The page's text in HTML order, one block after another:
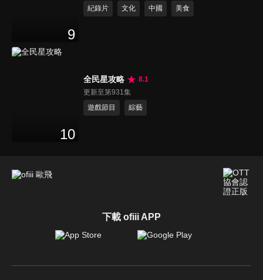
9
紀錄片
文化 中國 美食
10
全民星攻略
8.1
更新至第931集
遊戲節目
綜藝
下載 ofiii APP